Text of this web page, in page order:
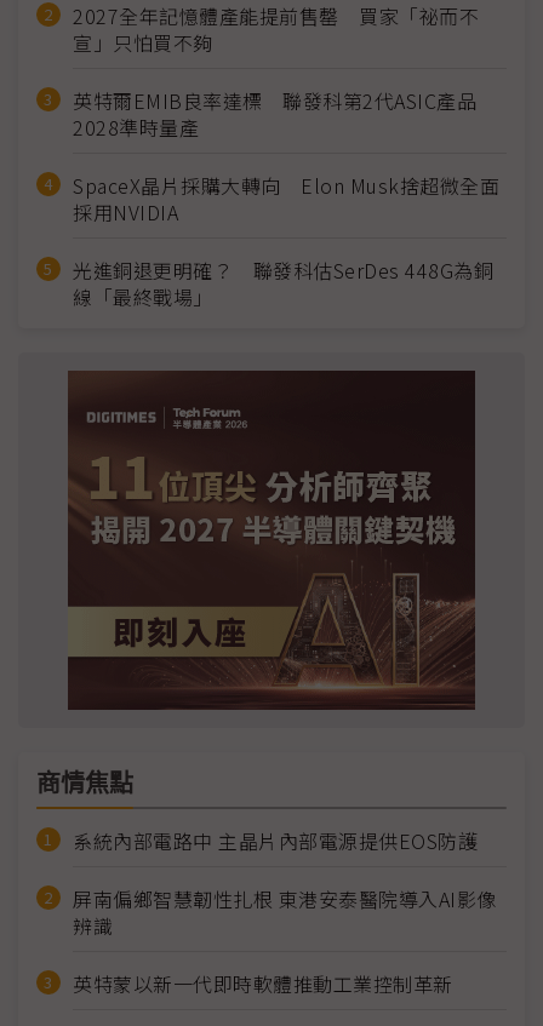
2027全年記憶體產能提前售罄 買家「祕而不
宣」只怕買不夠
英特爾EMIB良率達標 聯發科第2代ASIC產品
2028準時量產
SpaceX晶片採購大轉向 Elon Musk捨超微全面
採用NVIDIA
光進銅退更明確？ 聯發科估SerDes 448G為銅
線「最終戰場」
商情焦點
系統內部電路中 主晶片內部電源提供EOS防護
屏南偏鄉智慧韌性扎根 東港安泰醫院導入AI影像
辨識
英特蒙以新一代即時軟體推動工業控制革新